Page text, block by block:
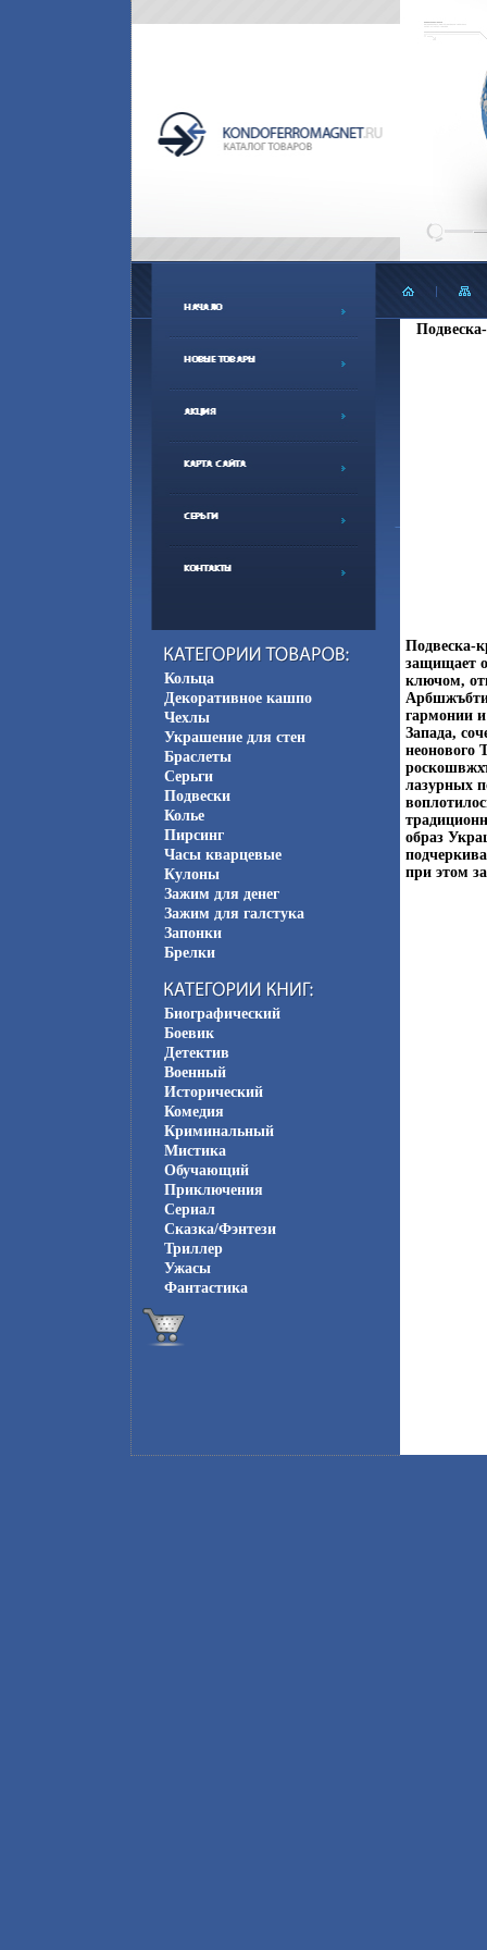
Кольца
Декоративное кашпо
Чехлы
Украшение для стен
Браслеты
Серьги
Подвески
Колье
Пирсинг
Часы кварцевые
Кулоны
Зажим для денег
Зажим для галстука
Запонки
Брелки
Биографический
Боевик
Детектив
Военный
Исторический
Комедия
Криминальный
Мистика
Обучающий
Приключения
Сериал
Сказка/Фэнтези
Триллер
Ужасы
Фантастика
Подвеска-
защищает
ключом,
гармонии
Запада,
неонового
лазурных
образ
при этом